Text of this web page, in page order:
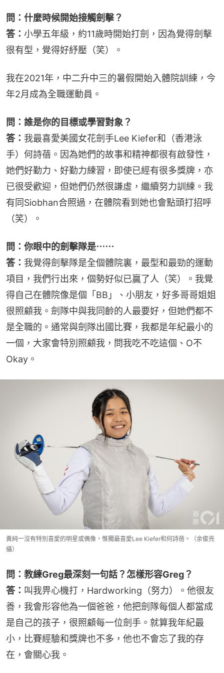
問：什麼時候開始接觸劍擊？
答： 小學五年級，約11歲時開始打劍，因為覺得劍擊
很有型，覺得好紓壓（笑）。
我在2021年，中二升中三的暑假開始入體院訓練，今
年2月成為全職運動員。
問：誰是你的目標或學習對象？
答： 我最喜愛美國女花劍手Lee Kiefer和（香港泳
手）何詩蓓。因為她們的故事和精神都很有啟發性，
她們好勤力、好勤力練習，即使已經有很多獎牌，亦
已很受歡迎，但她們仍然很謙虛，繼續努力訓練。我
有同Siobhan合照過，在體院看到她也會點頭打招呼
（笑）。
問：你眼中的劍擊隊是⋯⋯
答： 我覺得劍擊隊是全個體院裏，最型和最勁的運動
項目，我們行出來，個勢好似已贏了人（笑）。我覺
得自己在體院像是個「BB」、小朋友，好多哥哥姐姐
很照顧我。劍隊中與我同齡的人最要好，但她們都不
是全職的。通常與劍隊出國比賽，我都是年紀最小的
一個，大家會特別照顧我，問我吃不吃這個、O不
Okay。
黃純一沒有特別喜愛的明星或偶像，惟獨最喜愛Lee Kiefer和何詩蓓。（余俊亮
攝）
問：教練Greg最深刻一句話？怎樣形容Greg？
答： 叫我畀心機打，Hardworking（努力）。他很友
善，我會形容他為一個爸爸，他把劍隊每個人都當成
是自己的孩子，很照顧每一位劍手。就算我年紀最
小，比賽經驗和獎牌也不多，他也不會忘了我的存
在，會關心我。